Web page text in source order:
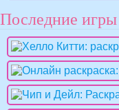
Последние игры